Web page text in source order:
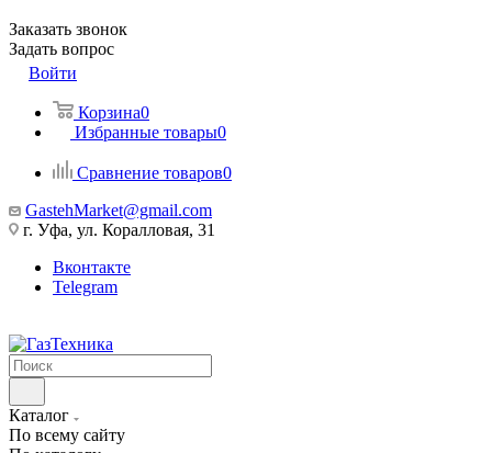
Заказать звонок
Задать вопрос
Войти
Корзина0
Избранные товары0
Сравнение товаров0
GastehMarket@gmail.com
г. Уфа, ул. Коралловая, 31
Вконтакте
Telegram
Каталог
По всему сайту